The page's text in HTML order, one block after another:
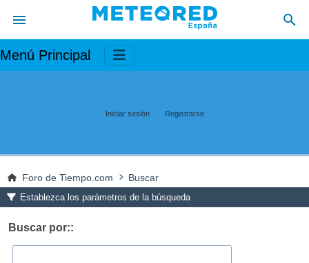
Menú Principal
Iniciar sesión Registrarse
Foro de Tiempo.com Buscar
Establezca los parámetros de la búsqueda
Buscar por::